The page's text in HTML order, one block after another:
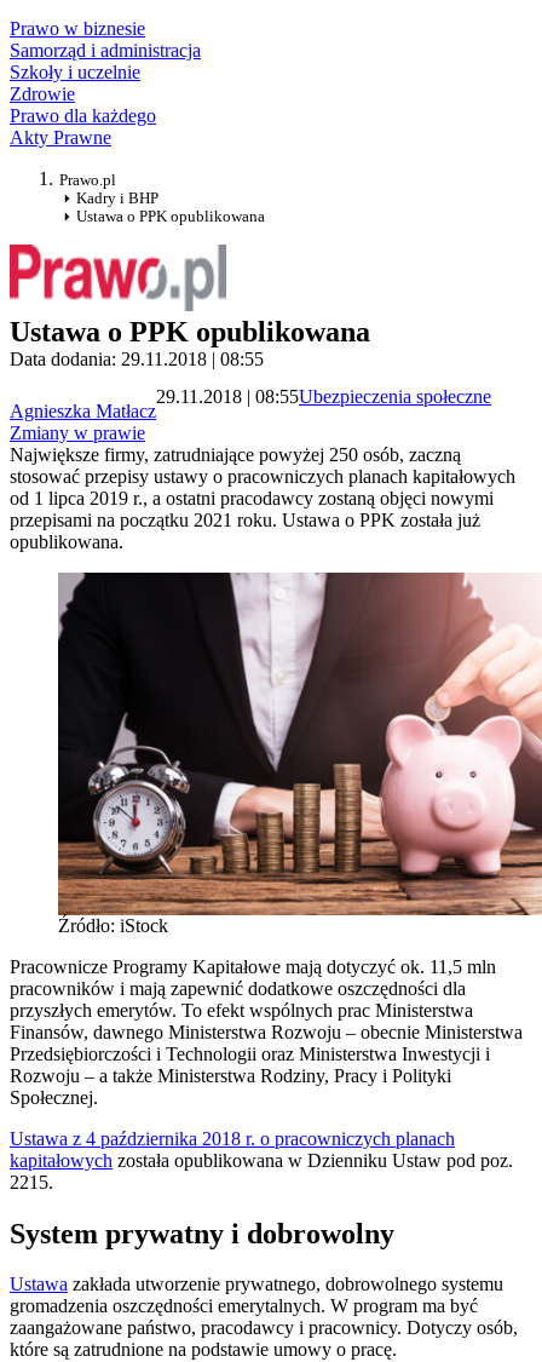
Prawo w biznesie
Samorząd i administracja
Szkoły i uczelnie
Zdrowie
Prawo dla każdego
Akty Prawne
Prawo.pl
Kadry i BHP
Ustawa o PPK opublikowana
Ustawa o PPK opublikowana
Data dodania: 29.11.2018 | 08:55
Agnieszka Matłacz
29.11.2018 | 08:55Ubezpieczenia społeczne
Zmiany w prawie
Największe firmy, zatrudniające powyżej 250 osób, zaczną
stosować przepisy ustawy o pracowniczych planach kapitałowych
od 1 lipca 2019 r., a ostatni pracodawcy zostaną objęci nowymi
przepisami na początku 2021 roku. Ustawa o PPK została już
opublikowana.
Źródło: iStock
Pracownicze Programy Kapitałowe mają dotyczyć ok. 11,5 mln
pracowników i mają zapewnić dodatkowe oszczędności dla
przyszłych emerytów. To efekt wspólnych prac Ministerstwa
Finansów, dawnego Ministerstwa Rozwoju – obecnie Ministerstwa
Przedsiębiorczości i Technologii oraz Ministerstwa Inwestycji i
Rozwoju – a także Ministerstwa Rodziny, Pracy i Polityki
Społecznej.
Ustawa z 4 października 2018 r. o pracowniczych planach
kapitałowych została opublikowana w Dzienniku Ustaw pod poz.
2215.
System prywatny i dobrowolny
Ustawa zakłada utworzenie prywatnego, dobrowolnego systemu
gromadzenia oszczędności emerytalnych. W program ma być
zaangażowane państwo, pracodawcy i pracownicy. Dotyczy osób,
które są zatrudnione na podstawie umowy o pracę.